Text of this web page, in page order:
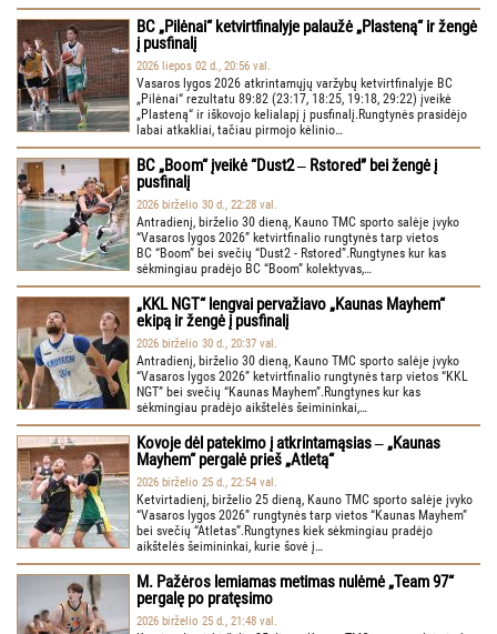
BC „Pilėnai“ ketvirtfinalyje palaužė „Plasteną“ ir žengė
į pusfinalį
2026 liepos 02 d., 20:56 val.
Vasaros lygos 2026 atkrintamųjų varžybų ketvirtfinalyje BC
„Pilėnai“ rezultatu 89:82 (23:17, 18:25, 19:18, 29:22) įveikė
„Plasteną“ ir iškovojo kelialapį į pusfinalį.Rungtynės prasidėjo
labai atkakliai, tačiau pirmojo kėlinio…
BC „Boom“ įveikė “Dust2 ‒ Rstored” bei žengė į
pusfinalį
2026 birželio 30 d., 22:28 val.
Antradienį, birželio 30 dieną, Kauno TMC sporto salėje įvyko
“Vasaros lygos 2026” ketvirtfinalio rungtynės tarp vietos
BC “Boom” bei svečių “Dust2 - Rstored”.Rungtynes kur kas
sėkmingiau pradėjo BC “Boom” kolektyvas,…
„KKL NGT“ lengvai pervažiavo „Kaunas Mayhem“
ekipą ir žengė į pusfinalį
2026 birželio 30 d., 20:37 val.
Antradienį, birželio 30 dieną, Kauno TMC sporto salėje įvyko
“Vasaros lygos 2026” ketvirtfinalio rungtynės tarp vietos “KKL
NGT” bei svečių “Kaunas Mayhem”.Rungtynes kur kas
sėkmingiau pradėjo aikštelės šeimininkai,…
Kovoje dėl patekimo į atkrintamąsias ‒ „Kaunas
Mayhem“ pergalė prieš „Atletą“
2026 birželio 25 d., 22:54 val.
Ketvirtadienį, birželio 25 dieną, Kauno TMC sporto salėje įvyko
“Vasaros lygos 2026” rungtynės tarp vietos “Kaunas Mayhem”
bei svečių “Atletas”.Rungtynes kiek sėkmingiau pradėjo
aikštelės šeimininkai, kurie šovė į…
M. Pažėros lemiamas metimas nulėmė „Team 97“
pergalę po pratęsimo
2026 birželio 25 d., 21:48 val.